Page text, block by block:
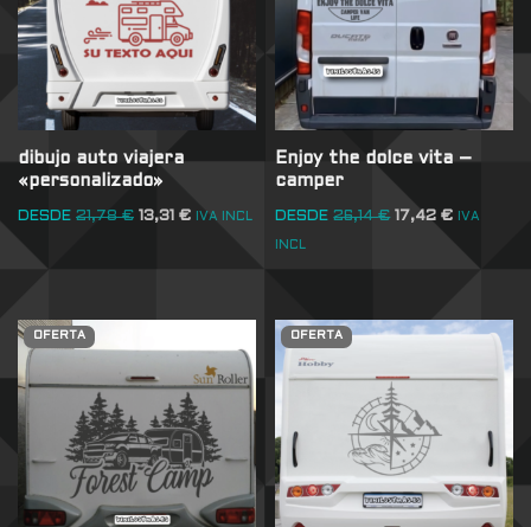
dibujo auto viajera
«personalizado»
DESDE 21,78€ 13,31 € IVA INCL
Enjoy the dolce vita –
camper
DESDE 26,14€ 17,42€ IVA
INCL
OFERTA OFERTA